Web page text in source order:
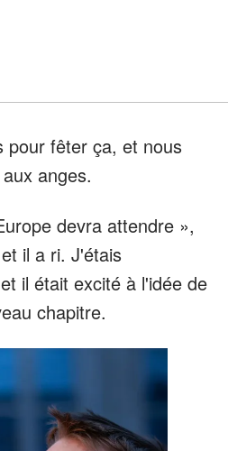
pour fêter ça, et nous
anges.
devra attendre »,
il a ri. J'étais
il était excité à l'idée de
chapitre.